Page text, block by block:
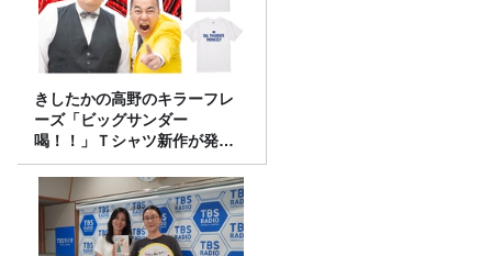
きしたかの高野のキラーフレ
ーズ「ビッグサンダー
喝！！」Ｔシャツ新作が発売
決定！